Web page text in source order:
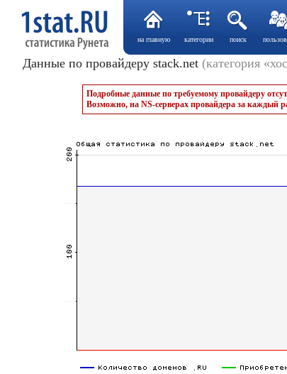
на главную категории поиск
Данные по провайдеру stack.net (категория
Подробные данные по требуемому провайдеру
Возможно, на NS-серверах провайдера за каждый